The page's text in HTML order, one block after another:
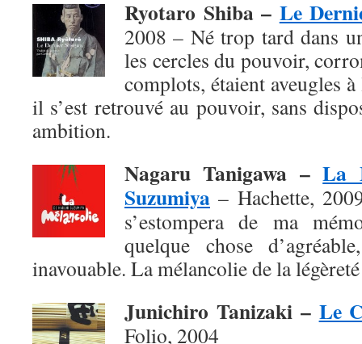
Ryotaro Shiba – Le
2008 – Né trop tard dans
les cercles du pouvoir,
complots, étaient aveugles
il s’est retrouvé au pouvoir, sans
ambition.
Nagaru Tanigawa –La
Suzumiya – Hachette,
s’estompera de ma
quelque chose
inavouable. La mélancolie de la
Junichiro Tanizaki – Le
Folio, 2004